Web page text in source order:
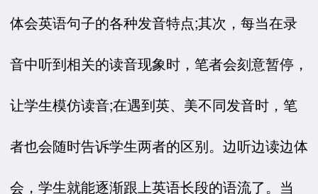
体会英语句子的各种发音特点;其次，每当在录
音中听到相关的读音现象时，笔者会刻意暂停，
让学生模仿读音;在遇到英、美不同发音时，笔
者也会随时告诉学生两者的区别。边听边读边体
会，学生就能逐渐跟上英语长段的语流了。当